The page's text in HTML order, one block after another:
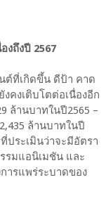
งถึงปี 2567
ต์ที่เกิดขึ้น ดีป้า คาด
คงเติบโตต่อเนื่องอีก
ล้านบาทในปี2565 –
ล้านบาทในปี
ประเมินว่าจะมีอัตรา
รมแอนิเมชัน และ
ารแพร่ระบาดของ